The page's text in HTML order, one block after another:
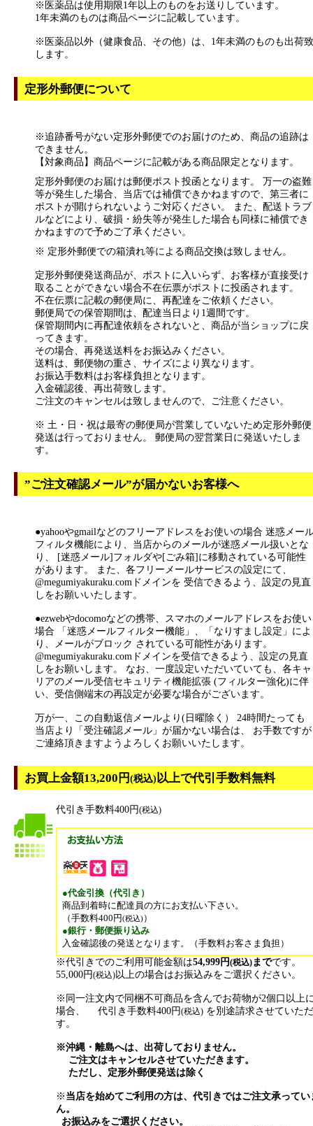
※医薬品は使用期限1年以上のものをお送りしています。
1年未満のものは商品ページに記載しています。
※医薬品以外（健康食品、その他）は、1年未満のものも出荷致
します。
定形外郵便について
※追跡番号がない定形外郵便でのお届けのため、商品の追跡は
できません。
【対象商品】商品ページに記載がある商品限定となります。
定形外郵便のお届けは郵便ポスト投函となります。 万一の盗難
等が発生した場合、当店では補償できかねますので、第三者に
ポストが開けられないようご対応ください。 また、配送トラブ
ルなどにより、破損・紛失等が発生した場合も同様に補償でき
かねますので予めご了承ください。
※ 定形外郵便での箱潰れ等による商品交換は致しません。
定形外郵便発送商品が、ポストに入いらず、お客様が直接受け
取ることができない場合不在伝票がポストに投函されます。
不在伝票に記載の郵便局に、再配達をご依頼ください。
郵便局での保管期間は、配達当日より1週間です。
保管期間内に再配達依頼をされないと、商品が当ショップに戻
ってきます。
その場合、再発送送料をお振込みください。
送料は、郵便物の重さ、サイズにより異なります。
お振込手数料はお客様負担となります。
入金確認後、再出荷致します。
ご注文のキャンセルは致しませんので、ご注意ください。
※ 土・日・祝は最寄の郵便局が営業していないため定形外郵便
発送は行っておりません。 郵便局の翌営業日に発送いたしま
す。
”ご注文確認メール”が届かないお客様へ
●yahooやgmailなどのフリーアドレスをお使いの場合 迷惑メー
フィルタ機能により、当店からのメールが迷惑メール扱いとな
り、 [迷惑メール]フォルダや[ごみ箱]に移動されている可能性
があります。 また、各フリーメールサービスの設定にて、
@megumiyakuraku.comドメインを 受信できるよう、設定の見直
しをお願いいたします。
●ezwebやdocomoなどの携帯、スマホのメールアドレスをお使い
場合 「迷惑メールフィルター機能」、「なりすまし設定」によ
り、メールがブロック されている可能性があります。
@megumiyakuraku.comドメインを受信できるよう、設定の見直
しをお願いします。 なお、一度設定いただいていても、各キャ
リアのメール受信セキュリティ機能拡張 (フィルター強化)に伴
い、受信側端末の再設定が必要な場合がございます。
万が一、この自動返信メールより(日曜除く） 24時間たっても
当店より「受注確認メール」が届かない場合は、 お手数ですが
ご連絡頂きますようよろしくお願いいたします。
お買上金額13,200円(税込)以上で代引手数料無料
代引き手数料400円(税込)
●代金引換（代引き）
商品到着時に配達員の方にお支払い下さい。
（手数料400円(税込)）
●銀行・郵便振り込み
入金確認後の発送となります。（手数料お客さま負担）
※代引きでのご利用可能金額は54,999円(税込) までです。
55,000円(税込)以上の場合はお振込みをご選択ください。
※同一注文内で同梱不可商品を含んでお荷物が2個口以上
場合、 代引き手数料400円(税込) を別途請求させていた
す。
※沖縄・離島へは、出荷しておりません。
ご注文はキャンセルさせていただきます。
ただし、定形外郵便発送は除く
※ 当店を始めてご利用の方は、代引きではご注文承ってい
ん。
お振込みをご選択ください。